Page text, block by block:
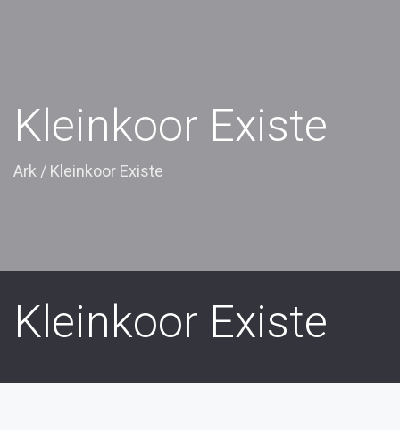
Kleinkoor Existe
Ark / Kleinkoor Existe
Kleinkoor Existe